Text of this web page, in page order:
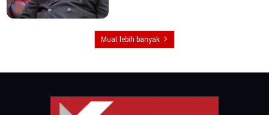
Muat lebih banyak